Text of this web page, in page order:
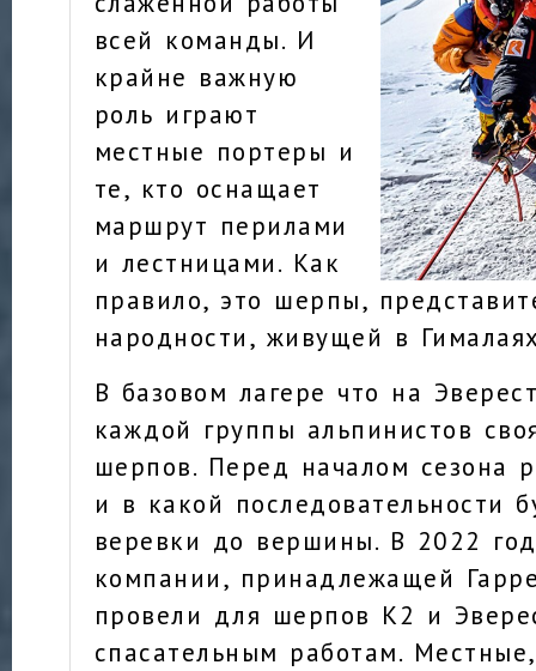
всей команды. И
крайне важную
роль играют
местные портеры и
те, кто оснащает
маршрут перилами
и лестницами. Как
правило, это шерпы,
народности, живущей в
В базовом лагере что на
каждой группы альпинистов
шерпов. Перед началом сезона
и в какой последовательности
веревки до вершины. В 2022
компании, принадлежащей
провели для шерпов К2 и
спасательным работам.